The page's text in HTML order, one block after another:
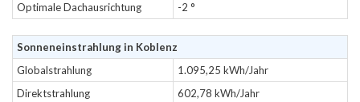
Optimale Dachausrichtung
-2 °
Sonneneinstrahlung in Koblenz
Globalstrahlung
1.095,25 kWh/Jahr
Direktstrahlung
602,78 kWh/Jahr